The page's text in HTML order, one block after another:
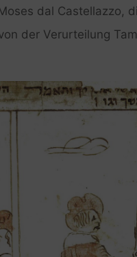
dal Castellazzo,
der Verurteilung